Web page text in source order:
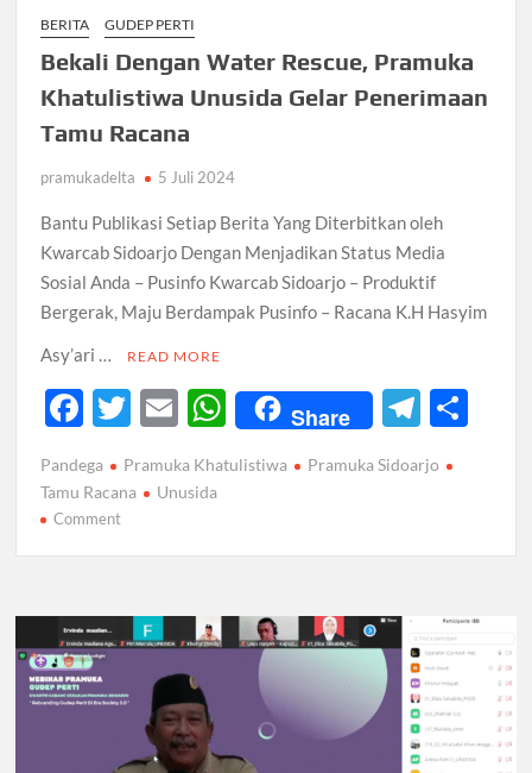
BERITA GUDEP PERTI
Bekali Dengan Water Rescue, Pramuka
Khatulistiwa Unusida Gelar Penerimaan
Tamu Racana
pramukadelta 5 Juli 2024
Bantu Publikasi Setiap Berita Yang Diterbitkan oleh
Kwarcab Sidoarjo Dengan Menjadikan Status Media
Sosial Anda – Pusinfo Kwarcab Sidoarjo – Produktif
Bergerak, Maju Berdampak Pusinfo – Racana K.H Hasyim
Asy’ari …
READ MORE
F
e
b
o
k
T
itt
E
ail
W
h
at
A
p
Share
T
e
a
Pandega Pramuka Khatulistiwa
Pramuka Sidoarjo
Tamu Racana
Unusida
Commenton
Rescue,
Pramuka
Khatulistiwa
Unusida
Gelar
Penerimaan